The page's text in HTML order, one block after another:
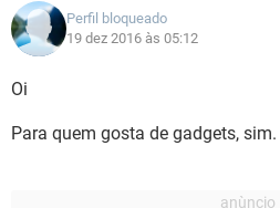
Perfil bloqueado
19 dez 2016 às 05:12
Oi
Para quem gosta de gadgets, sim.